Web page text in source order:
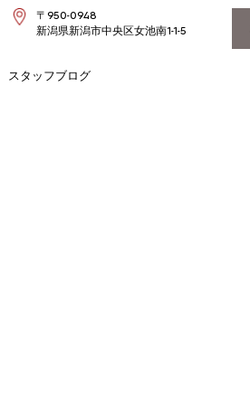
〒950-0948
新潟県新潟市中央区女池南1-1-5
スタッフブログ